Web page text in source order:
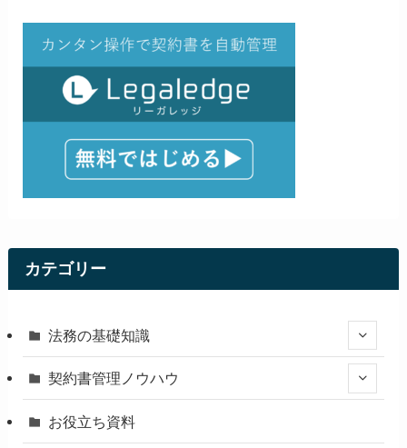
カテゴリー
法務の基礎知識
契約書管理ノウハウ
お役立ち資料